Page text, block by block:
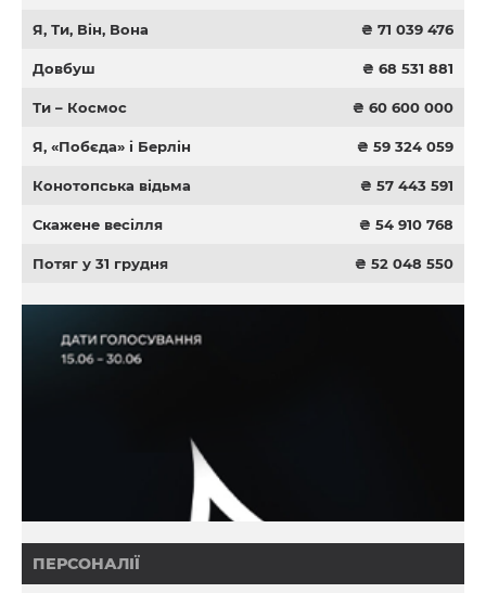
Я, Ти, Він, Вона ₴ 71 039 476
Довбуш ₴ 68 531 881
Ти – Космос ₴ 60 600 000
Я, «Побєда» і Берлін ₴ 59 324 059
Конотопська відьма ₴ 57 443 591
Скажене весілля ₴ 54 910 768
Потяг у 31 грудня ₴ 52 048 550
ПЕРСОНАЛІЇ